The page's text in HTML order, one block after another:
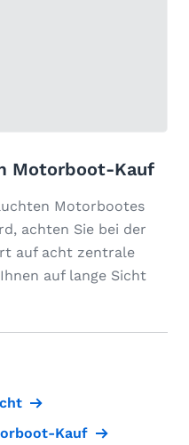
Motorboot-Kauf
Motorbootes
achten Sie bei der
auf acht zentrale
auf lange Sicht
Kauf